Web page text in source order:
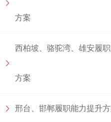
方案
西柏坡、骆驼湾、雄安履
方案
邢台、邯郸履职能力提升